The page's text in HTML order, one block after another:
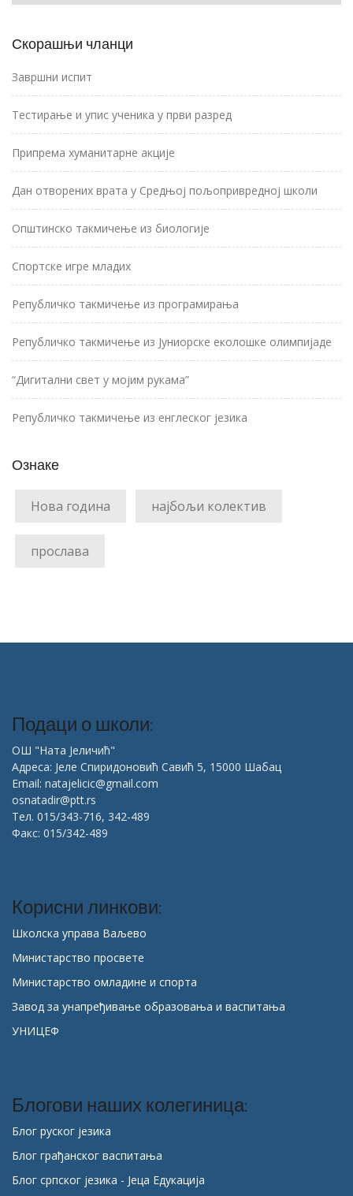
Скорашњи чланци
Завршни испит
Тестирање и упис ученика у први разред
Припрема хуманитарне акције
Дан отворених врата у Средњој пољопривредној школи
Општинско такмичење из биологије
Спортске игре младих
Републичко такмичење из програмирања
Републичко такмичење из Јуниорске еколошке олимпијаде
“Дигитални свет у мојим рукама”
Републичко такмичење из енглеског језика
Ознаке
Нова година најбољи колектив
прослава
Подаци о школи:
ОШ "Ната Јеличић"
Адреса: Јеле Спиридоновић Савић 5, 15000 Шабац
Email: natajelicic@gmail.com
osnatadir@ptt.rs
Тел. 015/343-716, 342-489
Факс: 015/342-489
Корисни линкови:
Школска управа Ваљево
Министарство просвете
Министарство омладине и спорта
Завод за унапређивање образовања и васпитања
УНИЦЕФ
Блогови наших колегиница:
Блог руског језика
Блог грађанског васпитања
Блог српског језика - Јеца Едукација